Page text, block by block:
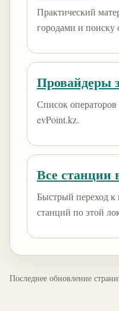
Практический
городами и поиску
Провайдеры
Список
evPoint.kz.
Все станции
Быстрый переход к
станций по этой
Последнее обновление